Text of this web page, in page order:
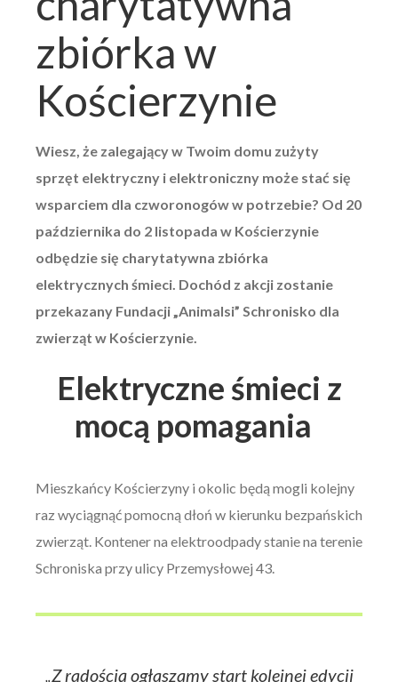
zbiórka w
Kościerzynie
Wiesz, że zalegający w Twoim domu zużyty
sprzęt elektryczny i elektroniczny może stać się
wsparciem dla czworonogów w potrzebie? Od 20
października do 2 listopada w Kościerzynie
odbędzie się charytatywna zbiórka
elektrycznych śmieci. Dochód z akcji zostanie
przekazany Fundacji „Animalsi” Schronisko dla
zwierząt w Kościerzynie.
Elektryczne śmieci z
mocą pomagania
Mieszkańcy Kościerzyny i okolic będą mogli kolejny
raz wyciągnąć pomocną dłoń w kierunku bezpańskich
zwierząt. Kontener na elektroodpady stanie na terenie
Schroniska przy ulicy Przemysłowej 43.
„Z radością ogłaszamy start kolejnej edycji